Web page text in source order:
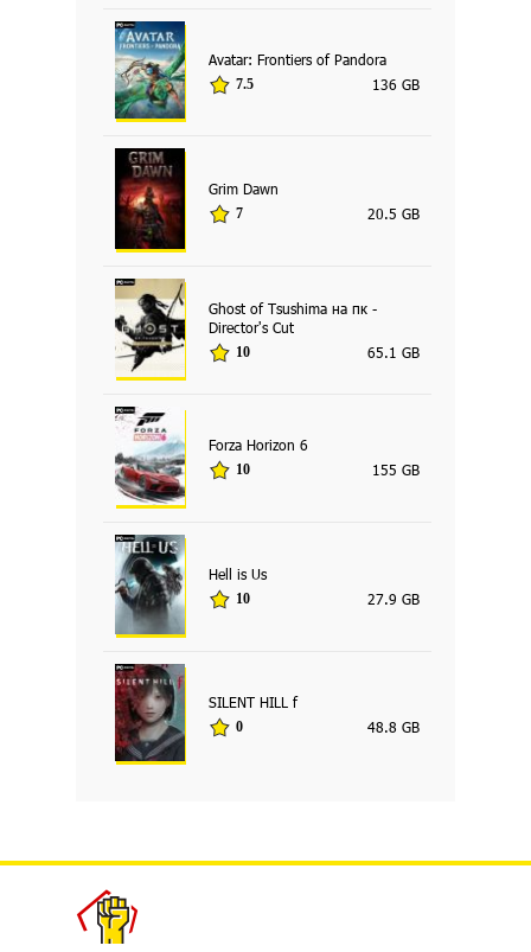
Avatar: Frontiers of Pandora
7.5 136 GB
Grim Dawn
7 20.5 GB
Ghost of Tsushima на пк -
Director's Cut
10 65.1 GB
Forza Horizon 6
10 155 GB
Hell is Us
10 27.9 GB
SILENT HILL f
0 48.8 GB